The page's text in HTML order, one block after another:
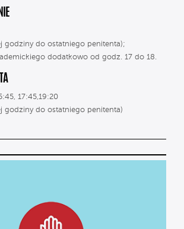
godziny do ostatniego penitenta);
dodatkowo od godz. 17 do 18.
17:45,19:20
godziny do ostatniego penitenta)